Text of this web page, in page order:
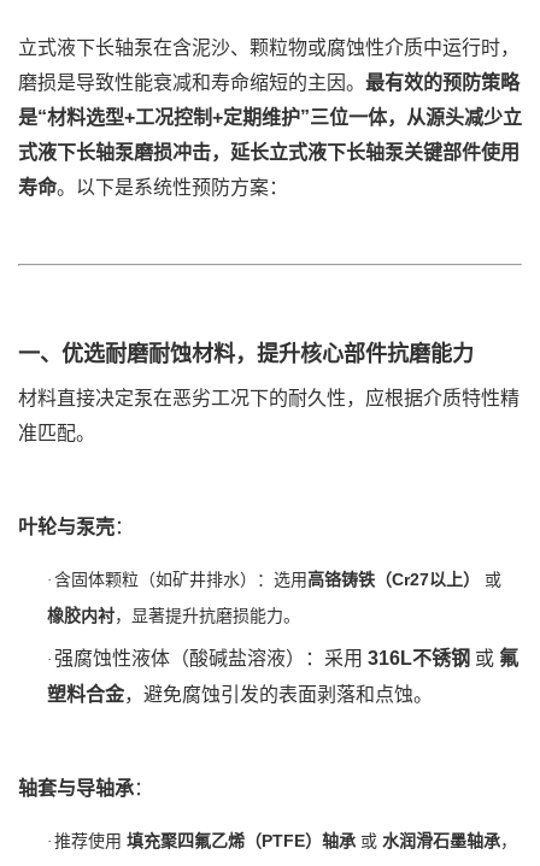
立式液下长轴泵在含泥沙、颗粒物或腐蚀性介质中运行时，
磨损是导致性能衰减和寿命缩短的主因。 最有效的预防策略
是“材料选型+工况控制+定期维护”三位一体，从源头减少立
式液下长轴泵磨损冲击，延长立式液下长轴泵关键部件使用
寿命‌。以下是系统性预防方案：
一、优选耐磨耐蚀材料，提升核心部件抗磨能力
材料直接决定泵在恶劣工况下的耐久性，应根据介质特性精
准匹配。
叶轮与泵壳‌：
· 含固体颗粒（如矿井排水）：选用‌高铬铸铁（Cr27以上）
‌ 或 ‌
橡胶内衬‌，显著提升抗磨损能力。
· 强腐蚀性液体（酸碱盐溶液）：采用 316L不锈钢 ‌ 或 ‌ 氟
塑料合金‌，避免腐蚀引发的表面剥落和点蚀。
轴套与导轴承‌：
· 推荐使用 ‌ 填充聚四氟乙烯（PTFE）轴承 ‌ 或 ‌ 水润滑石墨轴承‌，